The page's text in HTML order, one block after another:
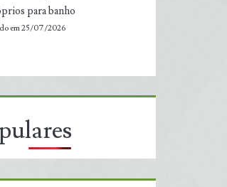
para banho
em 25/07/2026